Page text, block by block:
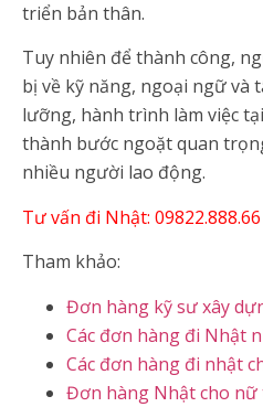
triển bản thân.
Tuy nhiên để thành công,
bị về kỹ năng, ngoại ngữ và
lưỡng, hành trình làm việc
thành bước ngoặt quan
nhiều người lao động.
Tư vấn đi Nhật: 09822.888.66
Tham khảo:
Đơn hàng kỹ sư xây
Các đơn hàng đi Nhật
Các đơn hàng đi nhật
Đơn hàng Nhật cho nữ